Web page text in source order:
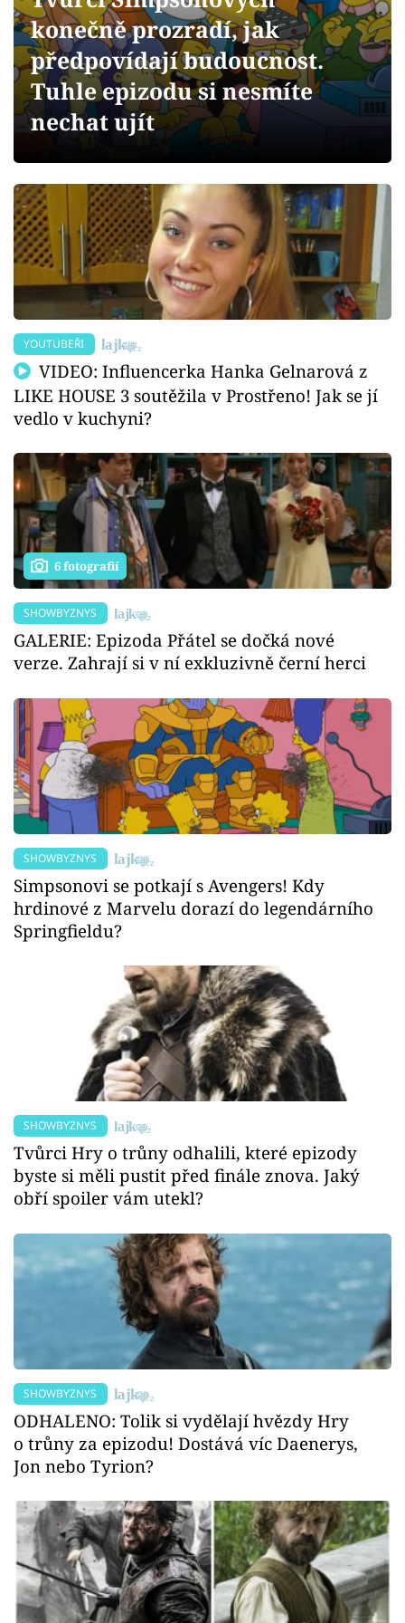
Videa
Sledujte prima+
Sledujte nás
konečně prozradí, jak
předpovídají budoucnost.
Tuhle epizodu si nesmíte
nechat ujít
YOUTUBEŘI
VIDEO: Influencerka Hanka Gelnarová z
LIKE HOUSE 3 soutěžila v Prostřeno! Jak se jí
vedlo v kuchyni?
6 fotografií
SHOWBYZNYS
GALERIE: Epizoda Přátel se dočká nové
verze. Zahrají si v ní exkluzivně černí herci
SHOWBYZNYS
Simpsonovi se potkají s Avengers! Kdy
hrdinové z Marvelu dorazí do legendárního
Springfieldu?
SHOWBYZNYS
Tvůrci Hry o trůny odhalili, které epizody
byste si měli pustit před finále znova. Jaký
obří spoiler vám utekl?
SHOWBYZNYS
ODHALENO: Tolik si vydělají hvězdy Hry
o trůny za epizodu! Dostává víc Daenerys,
Jon nebo Tyrion?